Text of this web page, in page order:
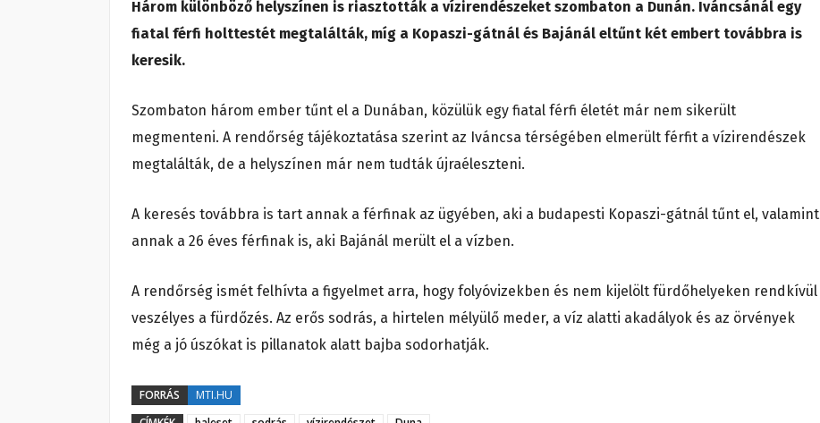
Három különböző helyszínen is riasztották a vízirendészeket szombaton a Dunán. Iváncsánál egy
fiatal férfi holttestét megtalálták, míg a Kopaszi-gátnál és Bajánál eltűnt két embert továbbra is
keresik.
Szombaton három ember tűnt el a Dunában, közülük egy fiatal férfi életét már nem sikerült
megmenteni. A rendőrség tájékoztatása szerint az Iváncsa térségében elmerült férfit a vízirendészek
megtalálták, de a helyszínen már nem tudták újraéleszteni.
A keresés továbbra is tart annak a férfinak az ügyében, aki a budapesti Kopaszi-gátnál tűnt el, valamint
annak a 26 éves férfinak is, aki Bajánál merült el a vízben.
A rendőrség ismét felhívta a figyelmet arra, hogy folyóvizekben és nem kijelölt fürdőhelyeken rendkívül
veszélyes a fürdőzés. Az erős sodrás, a hirtelen mélyülő meder, a víz alatti akadályok és az örvények
még a jó úszókat is pillanatok alatt bajba sodorhatják.
FORRÁS
MTI.HU